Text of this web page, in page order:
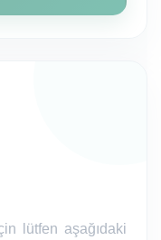
lütfen aşağıdaki